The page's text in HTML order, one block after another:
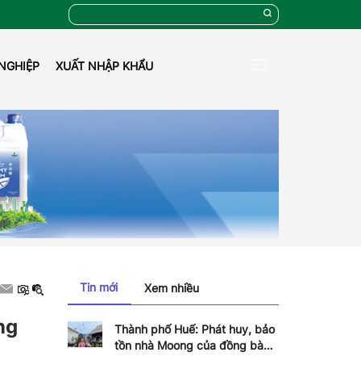
XUẤT NHẬP KHẨU
Tin mới Xem nhiều
Thành phố Huế: Phát huy, bảo
tồn nhà Moong của đồng bào